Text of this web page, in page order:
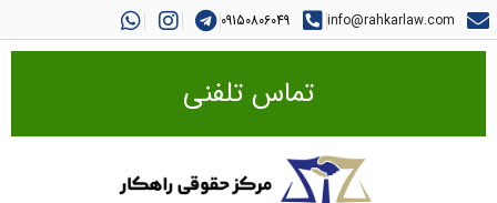
info@rahkarlaw.com
09150806049
تماس تلفنی